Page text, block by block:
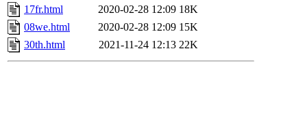
17fr.html
2020-02-28 12:09 18K
08we.html
2020-02-28 12:09 15K
30th.html
2021-11-24 12:13 22K